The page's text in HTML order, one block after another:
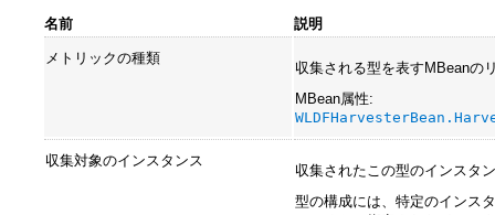
名前 説明
メトリックの種類
収集される型を表すMBeanの
MBean属性:
収集対象のインスタンス
収集されたこの型のインスタ
型の構成には、特定のインス